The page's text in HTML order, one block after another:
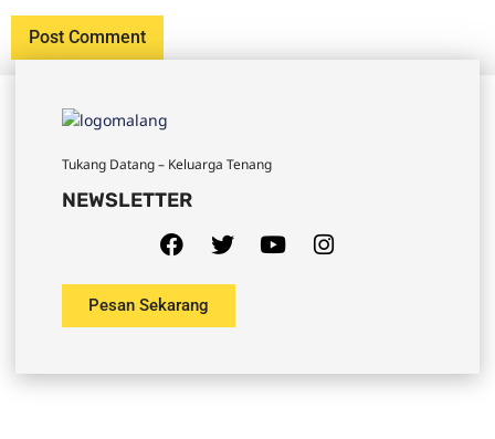
Tukang Datang – Keluarga Tenang
NEWSLETTER
Pesan Sekarang